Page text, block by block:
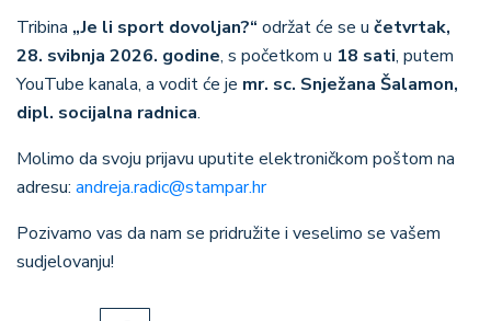
Tribina „Je li sport dovoljan?“ održat će se u četvrtak,
28. svibnja 2026. godine, s početkom u 18 sati, putem
YouTube kanala, a vodit će je mr. sc. Snježana Šalamon,
dipl. socijalna radnica.
Molimo da svoju prijavu uputite elektroničkom poštom na
adresu: andreja.radic@stampar.hr
Pozivamo vas da nam se pridružite i veselimo se vašem
sudjelovanju!